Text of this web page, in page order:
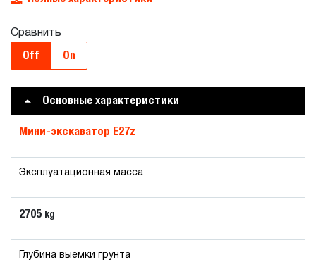
Сравнить
Off On
Основные характеристики
Мини-экскаватор E27z
Эксплуатационная масса
2705 kg
Глубина выемки грунта